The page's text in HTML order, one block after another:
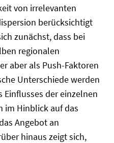
von irrelevanten
berücksichtigt
zunächst, dass bei
regionalen
aber als Push-Faktoren
Unterschiede werden
der einzelnen
im Hinblick auf das
Angebot an
hinaus zeigt sich,